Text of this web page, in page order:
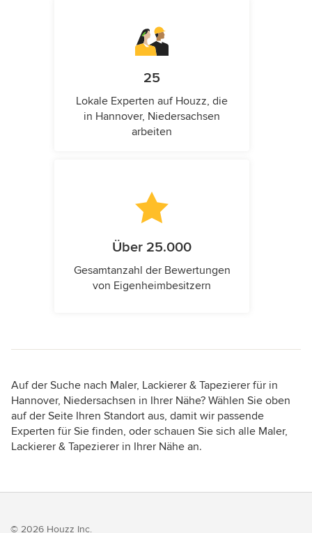
25
Lokale Experten auf Houzz, die
in Hannover, Niedersachsen
arbeiten
Über 25.000
Gesamtanzahl der Bewertungen
von Eigenheimbesitzern
Auf der Suche nach Maler, Lackierer & Tapezierer für in
Hannover, Niedersachsen in Ihrer Nähe? Wählen Sie oben
auf der Seite Ihren Standort aus, damit wir passende
Experten für Sie finden, oder schauen Sie sich alle Maler,
Lackierer & Tapezierer in Ihrer Nähe an.
© 2026 Houzz Inc.